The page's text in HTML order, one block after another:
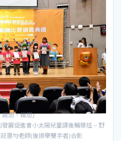
感恩、報恩」
展促進會小太陽兒童課後輔導班 – 野
惠勻老師(後排舉雙手者)合影